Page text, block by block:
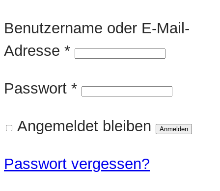
Benutzername oder E-Mail-
Adresse *Erforderlich
Passwort *Erforderlich
Angemeldet bleiben Anmelden
Passwort vergessen?